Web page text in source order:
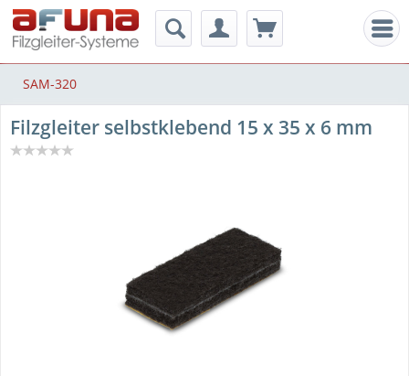
SAM-320
Filzgleiter selbstklebend 15 x 35 x 6 mm